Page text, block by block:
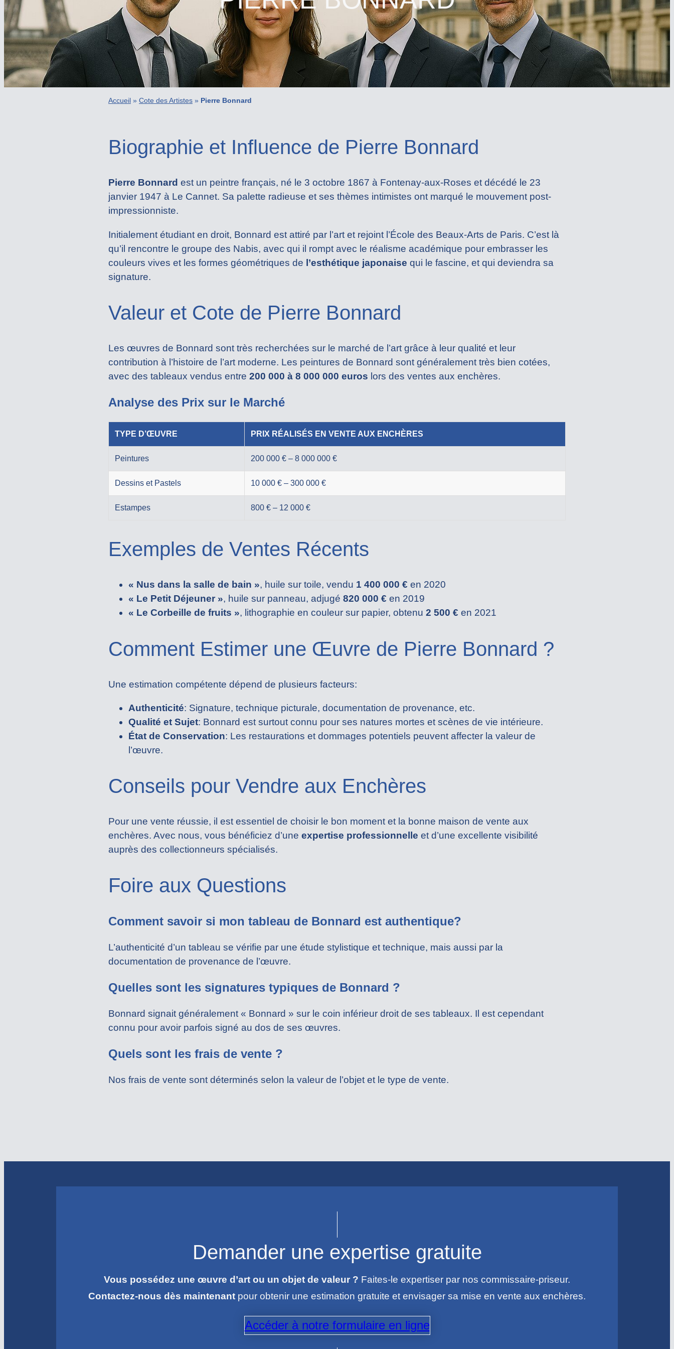
Accueil » Cote des Artistes » Pierre Bonnard
Biographie et Influence de Pierre Bonnard
Pierre Bonnard est un peintre français, né le 3 octobre 1867 à Fontenay-aux-Roses et décédé le 23
janvier 1947 à Le Cannet. Sa palette radieuse et ses thèmes intimistes ont marqué le mouvement post-
impressionniste.
Initialement étudiant en droit, Bonnard est attiré par l’art et rejoint l’École des Beaux-Arts de Paris. C’est là
qu’il rencontre le groupe des Nabis, avec qui il rompt avec le réalisme académique pour embrasser les
couleurs vives et les formes géométriques de l’esthétique japonaise qui le fascine, et qui deviendra sa
signature.
Valeur et Cote de Pierre Bonnard
Les œuvres de Bonnard sont très recherchées sur le marché de l’art grâce à leur qualité et leur
contribution à l’histoire de l’art moderne. Les peintures de Bonnard sont généralement très bien cotées,
avec des tableaux vendus entre 200 000 à 8 000 000 euros lors des ventes aux enchères.
Analyse des Prix sur le Marché
TYPE D’ŒUVRE PRIX RÉALISÉS EN VENTE AUX ENCHÈRES
Peintures 200 000 € – 8 000 000 €
Dessins et Pastels 10 000 € – 300 000 €
Estampes 800 € – 12 000 €
Exemples de Ventes Récents
« Nus dans la salle de bain », huile sur toile, vendu 1 400 000 € en 2020
« Le Petit Déjeuner », huile sur panneau, adjugé 820 000 € en 2019
« Le Corbeille de fruits », lithographie en couleur sur papier, obtenu 2 500 € en 2021
Comment Estimer une Œuvre de Pierre Bonnard ?
Une estimation compétente dépend de plusieurs facteurs:
Authenticité: Signature, technique picturale, documentation de provenance, etc.
Qualité et Sujet: Bonnard est surtout connu pour ses natures mortes et scènes de vie intérieure.
État de Conservation: Les restaurations et dommages potentiels peuvent affecter la valeur de
l’œuvre.
Conseils pour Vendre aux Enchères
Pour une vente réussie, il est essentiel de choisir le bon moment et la bonne maison de vente aux
enchères. Avec nous, vous bénéficiez d’une expertise professionnelle et d’une excellente visibilité
auprès des collectionneurs spécialisés.
Foire aux Questions
Comment savoir si mon tableau de Bonnard est authentique?
L’authenticité d’un tableau se vérifie par une étude stylistique et technique, mais aussi par la
documentation de provenance de l’œuvre.
Quelles sont les signatures typiques de Bonnard ?
Bonnard signait généralement « Bonnard » sur le coin inférieur droit de ses tableaux. Il est cependant
connu pour avoir parfois signé au dos de ses œuvres.
Quels sont les frais de vente ?
Nos frais de vente sont déterminés selon la valeur de l’objet et le type de vente.
Demander une expertise gratuite
Vous possédez une œuvre d’art ou un objet de valeur ? Faites-le expertiser par nos commissaire-priseur.
Contactez-nous dès maintenant pour obtenir une estimation gratuite et envisager sa mise en vente aux enchères.
Accéder à notre formulaire en ligne